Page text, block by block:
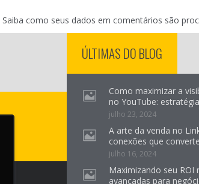
Saiba como seus dados em comentários são
ÚLTIMAS DO BLOG
Como maximizar a
no YouTube:
julho 23, 2024
A arte da venda no
conexões que
julho 16, 2024
Maximizando seu
avançadas para